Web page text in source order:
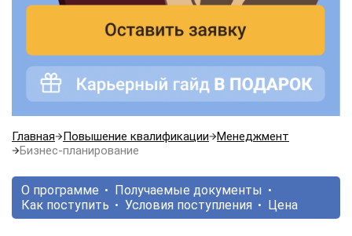
Главная Повышение квалификации
Менеджмент
Бизнес-планирование
О программе
Получаемые документы
Как поступить
Условия поступления Цена